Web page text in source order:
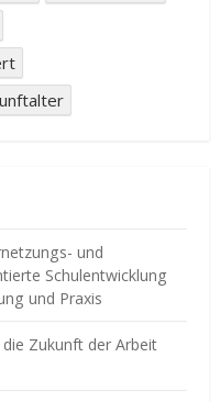
und
Schulentwicklung
und Praxis
Zukunft der Arbeit